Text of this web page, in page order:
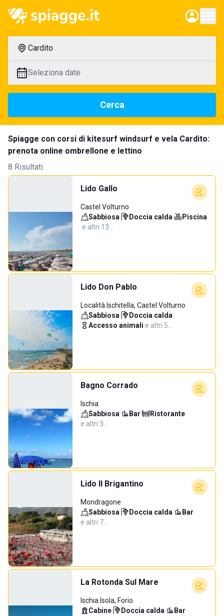
Cardito
Seleziona date
Cerca
Spiagge con corsi di kitesurf windsurf e vela Cardito:
prenota online ombrellone e lettino
8 Risultati
Lido Gallo
Castel Volturno
Sabbiosa· Doccia calda·
Piscina
·e altri 13…
Lido Don Pablo
Località Ischitella, Castel Volturno
Sabbiosa· Doccia calda·
Accesso animali·e altri 5…
Bagno Corrado
Ischia
Sabbiosa· Bar· Ristorante·
e altri 3…
Lido Il Brigantino
Mondragone
Sabbiosa· Doccia calda· Bar·
e altri 7…
La Rotonda Sul Mare
Ischia Isola, Forio
Cabine· Doccia calda· Bar·